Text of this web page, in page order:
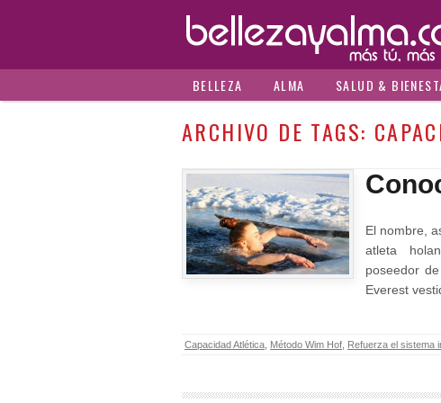
BELLEZA ALMA SALUD &
ARCHIVO DE TAGS:
El nombre,
atleta
poseedor
Everest
Capacidad Atlética Método Wim Hof Refuerza el sistema